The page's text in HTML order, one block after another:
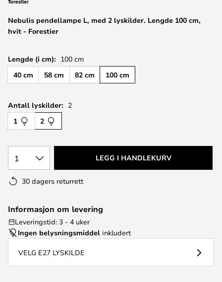
Nebulis pendellampe L, med 2 lyskilder. Lengde 100 cm,
hvit - Forestier
Lengde (i cm): 100 cm
40 cm
58 cm 82 cm 100 cm
Antall lyskilder: 2
1
2
1 LEGG I HANDLEKURV
30 dagers returrett
Informasjon om levering
Leveringstid: 3 - 4 uker
Ingen belysningsmiddel inkludert
VELG E27 LYSKILDE